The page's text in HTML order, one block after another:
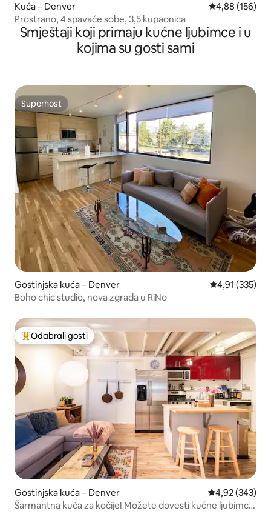
Kuća – Denver Prosječna
4,88 (156)
Prostrano, 4 spavaće sobe, 3,5 kupaonica
Smještaji koji primaju kućne ljubimce i u
kojima su gosti sami
Superhost
Superhost
Gostinjska kuća – Denver Prosječna
4,91 (335)
Boho chic studio, nova zgrada u RiNo
Među najviše rangiranima s oznakom „Odabrali gosti”
Odabrali gosti
Gostinjska kuća – Denver Prosječna
4,92 (343)
Šarmantna kuća za kočije! Možete dovesti kućne ljubimce